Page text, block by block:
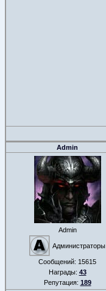
Admin
Admin
Администраторы
Сообщений: 15615
Награды: 43
Репутация: 189